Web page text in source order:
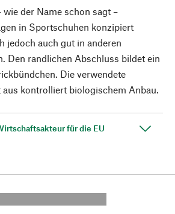
wie der Name schon sagt –
in Sportschuhen konzipiert
jedoch auch gut in anderen
Den randlichen Abschluss bildet ein
Die verwendete
kontrolliert biologischem Anbau.
für die EU